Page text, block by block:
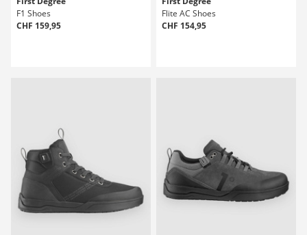
F1 Shoes
CHF 159,95
Flite AC Shoes
CHF 154,95